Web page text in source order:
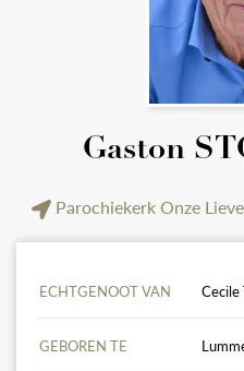
Gaston
Parochiekerk Onze
ECHTGENOOT VAN Cecile
GEBOREN TE